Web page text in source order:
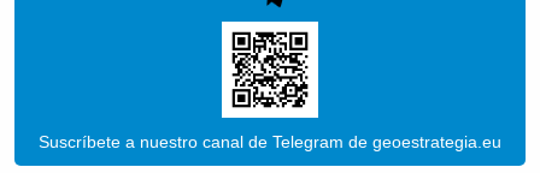
Suscríbete a nuestro canal de Telegram de geoestrategia.eu